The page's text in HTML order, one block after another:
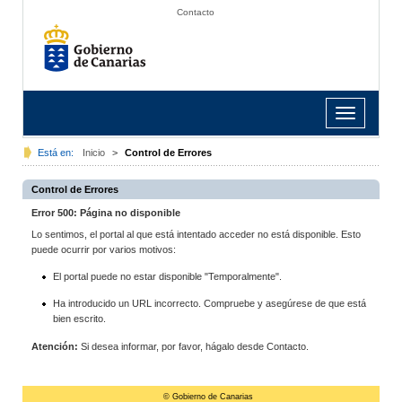
Contacto
Toggle
navigation
Está en: Inicio > Control de Errores
Control de Errores
Error 500: Página no disponible
Lo sentimos, el portal al que está intentado acceder no está disponible. Esto
puede ocurrir por varios motivos:
El portal puede no estar disponible "Temporalmente".
Ha introducido un URL incorrecto. Compruebe y asegúrese de que está
bien escrito.
Atención: Si desea informar, por favor, hágalo desde Contacto.
© Gobierno de Canarias